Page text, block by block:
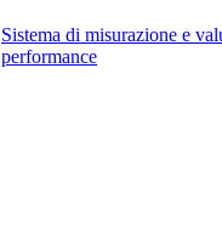
Sistema di misurazione e
performance